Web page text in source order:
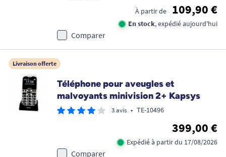
À partir de
109,90 €
En stock, expédié aujourd'hui
Comparer
Livraison offerte
Téléphone pour aveugles et
malvoyants minivision 2+ Kapsys
3 avis • TE-10496
399,00 €
Expédié à partir du 17/08/2026
Comparer